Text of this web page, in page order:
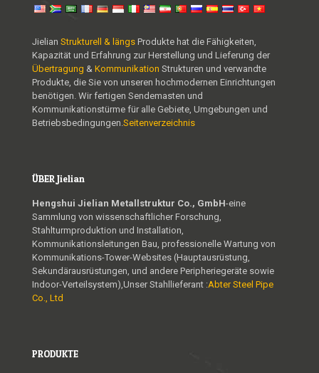
Jielian Strukturell & längs Produkte hat die Fähigkeiten,
Kapazität und Erfahrung zur Herstellung und Lieferung der
Übertragung & Kommunikation Strukturen und verwandte
Produkte, die Sie von unseren hochmodernen Einrichtungen
benötigen. Wir fertigen Sendemasten und
Kommunikationstürme für alle Gebiete, Umgebungen und
Betriebsbedingungen. Seitenverzeichnis
ÜBER Jielian
Hengshui Jielian Metallstruktur Co., GmbH-eine
Sammlung von wissenschaftlicher Forschung,
Stahlturmproduktion und Installation,
Kommunikationsleitungen Bau, professionelle Wartung von
Kommunikations-Tower-Websites (Hauptausrüstung,
Sekundärausrüstungen, und andere Peripheriegeräte sowie
Indoor-Verteilsystem),Unser Stahllieferant :Abter Steel Pipe
Co., Ltd
PRODUKTE